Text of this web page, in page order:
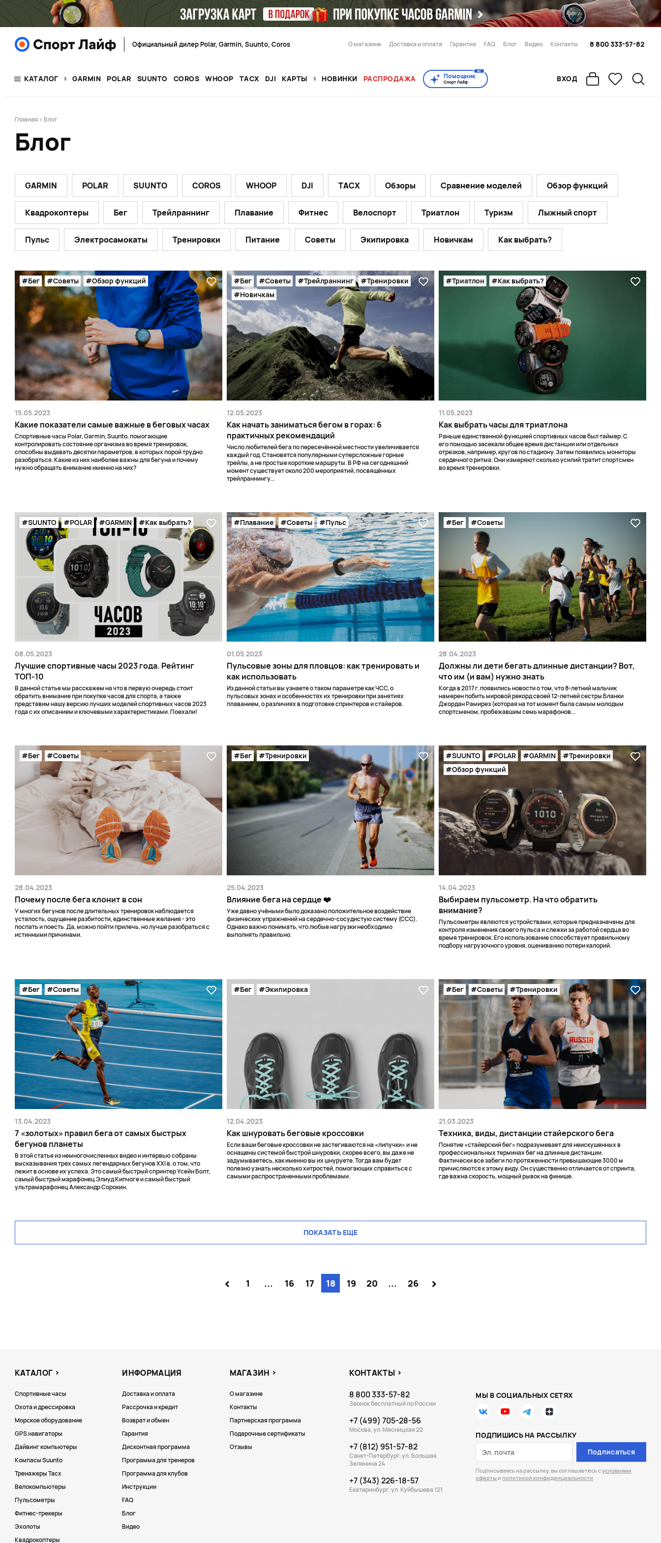
Официальный дилер Polar, Garmin, Suunto, Coros О магазине Доставка и оплата Гарантия FAQ Блог Видео Контакты 8 800 333-57-82
КАТАЛОГ GARMIN POLAR SUUNTO COROS WHOOP TACX DJI КАРТЫ НОВИНКИ РАСПРОДАЖА Помощник
Спорт Лайф
AI
ВХОД
Главная > Блог
Блог
GARMIN POLAR SUUNTO COROS WHOOP DJI TACX Обзоры Сравнение моделей Обзор функций
Квадрокоптеры Бег Трейлраннинг Плавание Фитнес Велоспорт Триатлон Туризм Лыжный спорт
Пульс Электросамокаты Тренировки Питание Советы Экипировка Новичкам Как выбрать?
#Бег #Советы #Обзор функций
15.05.2023
Какие показатели самые важные в беговых часах
Спортивные часы Polar, Garmin, Suunto, помогающие
контролировать состояние организма во время тренировок,
способны выдавать десятки параметров, в которых порой трудно
разобраться. Какие из них наиболее важны для бегуна и почему
нужно обращать внимание именно на них?
#Бег #Советы #Трейлраннинг
#Тренировки
#Новичкам
12.05.2023
Как начать заниматься бегом в горах: 6
практичных рекомендаций
Число любителей бега по пересечённой местности увеличивается
каждый год. Становятся популярными суперсложные горные
трейлы, а не простые короткие маршруты. В РФ на сегодняшний
момент существует около 200 мероприятий, посвящённых
трейлраннингу...
#Триатлон #Как выбрать?
11.05.2023
Как выбрать часы для триатлона
Раньше единственной функцией спортивных часов был таймер. С
его помощью засекали общее время дистанции или отдельных
отрезков, например, кругов по стадиону. Затем появились мониторы
сердечного ритма. Они измеряют сколько усилий тратит спортсмен
во время тренировки.
#SUUNTO #POLAR #GARMIN #Как выбрать?
08.05.2023
Лучшие спортивные часы 2023 года. Рейтинг
ТОП-10
В данной статье мы расскажем на что в первую очередь стоит
обратить внимание при покупке часов для спорта, а также
представим нашу версию лучших моделей спортивных часов 2023
года с их описанием и ключевыми характеристиками. Поехали!
#Плавание #Советы #Пульс
01.05.2023
Пульсовые зоны для пловцов: как тренировать и
как использовать
Из данной статьи вы узнаете о таком параметре как ЧСС, о
пульсовых зонах и особенностях их тренировки при занятиях
плаванием, о различиях в подготовке спринтеров и стайеров.
#Бег #Советы
28.04.2023
Должны ли дети бегать длинные дистанции? Вот,
что им (и вам) нужно знать
Когда в 2017 г. появились новости о том, что 8-летний мальчик
намерен побить мировой рекорд своей 12-летней сестры Бланки
Джордан Рамирез (которая на тот момент была самым молодым
спортсменом, пробежавшим семь марафонов...
#Бег #Советы
28.04.2023
Почему после бега клонит в сон
У многих бегунов после длительных тренировок наблюдается
усталость, ощущение разбитости, единственные желания - это
поспать и поесть. Да, можно пойти прилечь, но лучше разобраться с
истинными причинами.
#Бег #Тренировки
25.04.2023
Влияние бега на сердце ❤️
​​​​​​​Уже давно учёными было доказано положительное воздействие
физических упражнений на сердечно-сосудистую систему (ССС).
Однако важно понимать, что любые нагрузки необходимо
выполнять правильно.
#SUUNTO #POLAR #GARMIN
#Тренировки
#Обзор функций
14.04.2023
Выбираем пульсометр. На что обратить
внимание?
Пульсометры являются устройствами, которые предназначены для
контроля изменения своего пульса и слежки за работой сердца во
время тренировок. Его использование способствует правильному
подбору нагрузочного уровня, оцениванию потери калорий.
#Бег #Советы
13.04.2023
7 «золотых» правил бега от самых быстрых
бегунов планеты
В этой статье из немногочисленных видео и интервью собраны
высказывания трех самых легендарных бегунов XXI в. о том, что
лежит в основе их успеха. Это самый быстрый спринтер Усейн Болт,
самый быстрый марафонец Элиуд Кипчоге и самый быстрый
ультрамарафонец Александр Сорокин.
#Бег #Экипировка
12.04.2023
Как шнуровать беговые кроссовки
Если ваши беговые кроссовки не застегиваются на «липучки» и не
оснащены системой быстрой шнуровки, скорее всего, вы даже не
задумываетесь, как именно вы их шнуруете. Тогда вам будет
полезно узнать несколько хитростей, помогающих справиться с
самыми распространенными проблемами.
#Бег #Советы #Тренировки
21.03.2023
Техника, виды, дистанции стайерского бега
Понятие «стайерский бег» подразумевает для неискушенных в
профессиональных терминах бег на длинные дистанции.
Фактически все забеги по протяженности превышающие 3000 м
причисляются к этому виду. Он существенно отличается от спринта,
где важна скорость, мощный рывок на финише.
ПОКАЗАТЬ ЕЩЕ
< 1 ... 16 17 18 19 20 ... 26 >
КАТАЛОГ
Спортивные часы
Охота и дрессировка
Морское оборудование
GPS навигаторы
Дайвинг компьютеры
Компасы Suunto
Тренажеры Tacx
Велокомпьютеры
Пульсометры
Фитнес-трекеры
Эхолоты
Квадрокоптеры
ИНФОРМАЦИЯ
Доставка и оплата
Рассрочка и кредит
Возврат и обмен
Гарантия
Дисконтная программа
Программа для тренеров
Программа для клубов
Инструкции
FAQ
Блог
Видео
МАГАЗИН
О магазине
Контакты
Партнерская программа
Подарочные сертификаты
Отзывы
КОНТАКТЫ
8 800 333-57-82
Звонок бесплатный по России
+7 (499) 705-28-56
Москва, ул. Мясницкая 22
+7 (812) 951-57-82
Санкт-Петербург, ул. Большая
Зеленина 24
+7 (343) 226-18-57
Екатеринбург, ул. Куйбышева 121
МЫ В СОЦИАЛЬНЫХ СЕТЯХ
ПОДПИШИСЬ НА РАССЫЛКУ
Подписаться
Подписываясь на рассылку, вы соглашаетесь сусловиями
оферты и политикой конфиденциальности